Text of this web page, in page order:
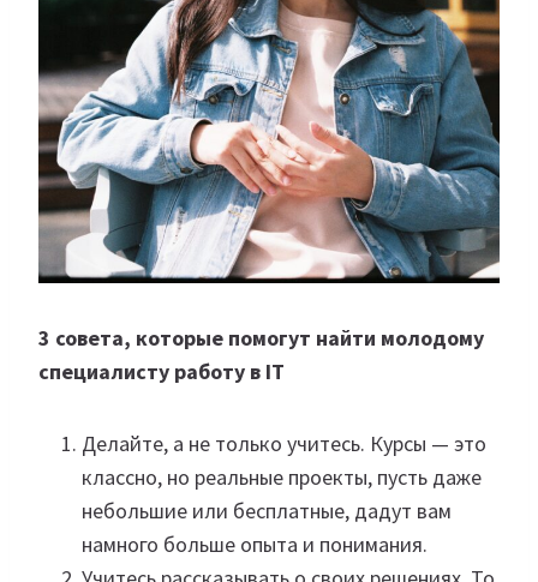
3 совета, которые помогут найти молодому
специалисту работу в IT
Делайте, а не только учитесь. Курсы — это
классно, но реальные проекты, пусть даже
небольшие или бесплатные, дадут вам
намного больше опыта и понимания.